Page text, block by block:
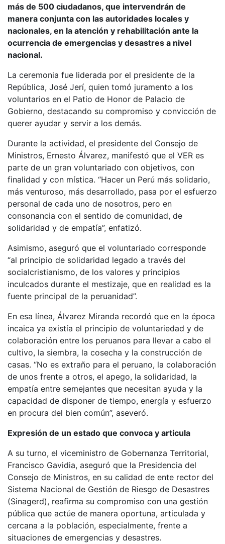
más de 500 ciudadanos, que intervendrán de
manera conjunta con las autoridades locales y
nacionales, en la atención y rehabilitación ante la
ocurrencia de emergencias y desastres a nivel
nacional.
La ceremonia fue liderada por el presidente de la
República, José Jerí, quien tomó juramento a los
voluntarios en el Patio de Honor de Palacio de
Gobierno, destacando su compromiso y convicción de
querer ayudar y servir a los demás.
Durante la actividad, el presidente del Consejo de
Ministros, Ernesto Álvarez, manifestó que el VER es
parte de un gran voluntariado con objetivos, con
finalidad y con mística. “Hacer un Perú más solidario,
más venturoso, más desarrollado, pasa por el esfuerzo
personal de cada uno de nosotros, pero en
consonancia con el sentido de comunidad, de
solidaridad y de empatía”, enfatizó.
Asimismo, aseguró que el voluntariado corresponde
“al principio de solidaridad legado a través del
socialcristianismo, de los valores y principios
inculcados durante el mestizaje, que en realidad es la
fuente principal de la peruanidad”.
En esa línea, Álvarez Miranda recordó que en la época
incaica ya existía el principio de voluntariedad y de
colaboración entre los peruanos para llevar a cabo el
cultivo, la siembra, la cosecha y la construcción de
casas. “No es extraño para el peruano, la colaboración
de unos frente a otros, el apego, la solidaridad, la
empatía entre semejantes que necesitan ayuda y la
capacidad de disponer de tiempo, energía y esfuerzo
en procura del bien común”, aseveró.
Expresión de un estado que convoca y articula
A su turno, el viceministro de Gobernanza Territorial,
Francisco Gavidia, aseguró que la Presidencia del
Consejo de Ministros, en su calidad de ente rector del
Sistema Nacional de Gestión de Riesgo de Desastres
(Sinagerd), reafirma su compromiso con una gestión
pública que actúe de manera oportuna, articulada y
cercana a la población, especialmente, frente a
situaciones de emergencias y desastres.